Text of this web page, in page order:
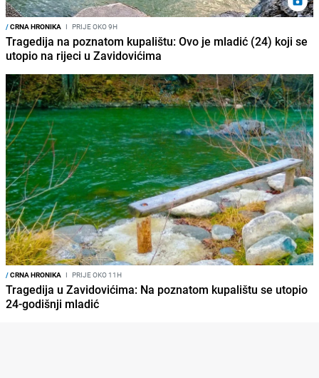
/CRNA HRONIKA I PRIJE OKO 9H
Tragedija na poznatom kupalištu: Ovo je mladić (24) koji se
utopio na rijeci u Zavidovićima
/CRNA HRONIKA I PRIJE OKO 11H
Tragedija u Zavidovićima: Na poznatom kupalištu se utopio
24-godišnji mladić